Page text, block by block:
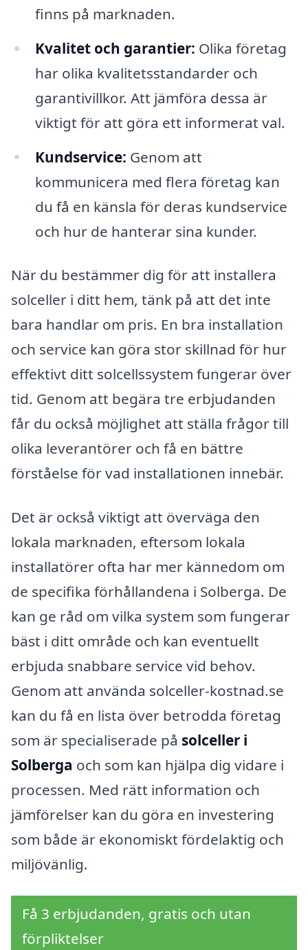
finns på marknaden.
Kvalitet och garantier: Olika företag
har olika kvalitetsstandarder och
garantivillkor. Att jämföra dessa är
viktigt för att göra ett informerat val.
Kundservice: Genom att
kommunicera med flera företag kan
du få en känsla för deras kundservice
och hur de hanterar sina kunder.
När du bestämmer dig för att installera
solceller i ditt hem, tänk på att det inte
bara handlar om pris. En bra installation
och service kan göra stor skillnad för hur
effektivt ditt solcellssystem fungerar över
tid. Genom att begära tre erbjudanden
får du också möjlighet att ställa frågor till
olika leverantörer och få en bättre
förståelse för vad installationen innebär.
Det är också viktigt att överväga den
lokala marknaden, eftersom lokala
installatörer ofta har mer kännedom om
de specifika förhållandena i Solberga. De
kan ge råd om vilka system som fungerar
bäst i ditt område och kan eventuellt
erbjuda snabbare service vid behov.
Genom att använda solceller-kostnad.se
kan du få en lista över betrodda företag
som är specialiserade på solceller i
Solberga och som kan hjälpa dig vidare i
processen. Med rätt information och
jämförelser kan du göra en investering
som både är ekonomiskt fördelaktig och
miljövänlig.
Få 3 erbjudanden, gratis och utan
förpliktelser